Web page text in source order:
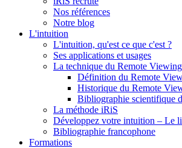
Nos références
Notre blog
L'intuition
L'intuition, qu'est ce que c'est ?
Ses applications et usages
La technique du Remote Viewing
Définition du Remote
Historique du Remote
Bibliographie scientifique
La méthode iRiS
Développez votre intuition – Le
Bibliographie francophone
Formations